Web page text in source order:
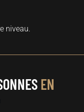
niveau.
EN